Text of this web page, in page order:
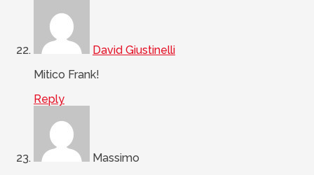
David Giustinelli
Mitico Frank!
Reply
Massimo